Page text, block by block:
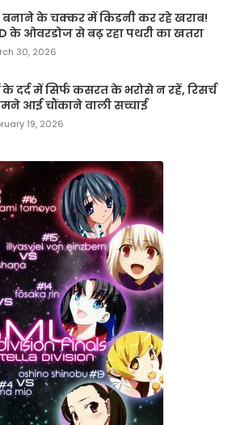
के चक्कर में किडनी कर रहे खराब!
के ओवरडोज से बढ़ रहा पथरी का खतरा
30, 2026
के दर्द में सिर्फ कसरत के भरोसे न रहें, रिसर्च
आई चौंकाने वाली सच्चाई
19, 2026